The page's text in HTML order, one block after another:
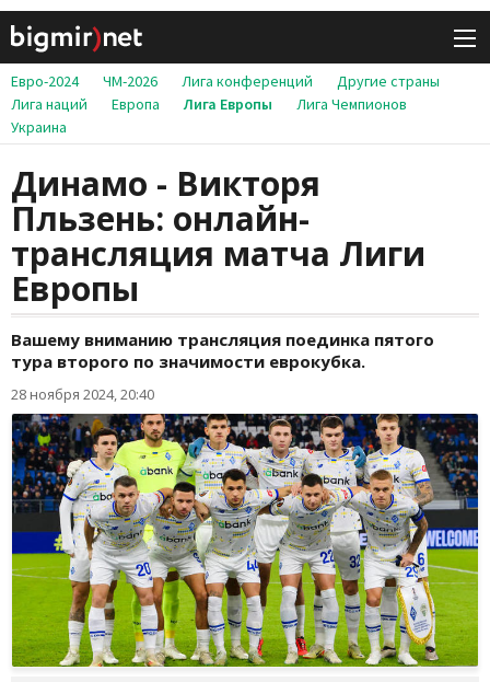
Евро-2024 ЧМ-2026 Лига конференций
Другие страны
Лига наций
Европа Лига Европы
Лига Чемпионов
Украина
Динамо - Викторя
Пльзень: онлайн-
трансляция матча Лиги
Европы
Вашему вниманию трансляция поединка пятого
тура второго по значимости еврокубка.
28 ноября 2024, 20:40